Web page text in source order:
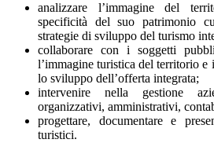
analizzare l’immagine del
specificità del suo patrimonio
strategie di sviluppo del turismo
collaborare con i soggetti
l’immagine turistica del territorio
lo sviluppo dell’offerta integrata;
intervenire nella gestione
organizzativi, amministrativi,
progettare, documentare e
turistici.